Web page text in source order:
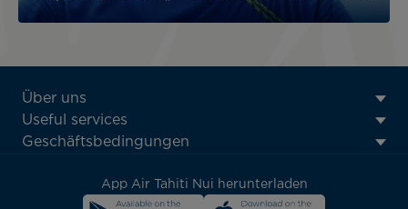
ATN:
Footer
menu
Über uns
Useful services
Geschäftsbedingungen
App Air Tahiti Nui herunterladen